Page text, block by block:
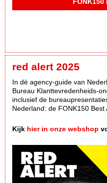
red alert 2025
In dè agency-guide van
Bureau Klanttevredenheids-
inclusief de
Nederland: de FONK150 Best
Kijk hier in onze webshop